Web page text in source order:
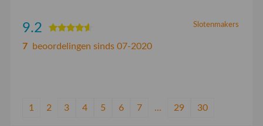
Slotenmakers
9.2
7beoordelingen sinds 07-2020
1 2 3 4 5 6 7 ... 29 30